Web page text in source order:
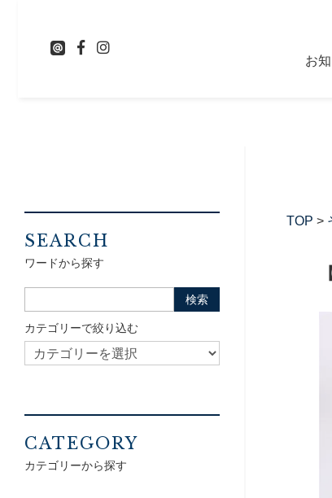
お
TOP >
SEARCH
ワードから探す
カテゴリーで絞り込む
CATEGORY
カテゴリーから探す